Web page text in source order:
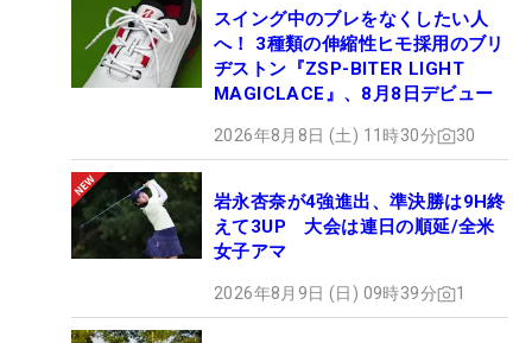
スイング中のブレをなくしたい人
へ！ 3種類の伸縮性ヒモ採用のブリ
ヂストン『ZSP-BITER LIGHT
MAGICLACE』、8月8日デビュー
2026年8月8日 (土) 11時30分 30
岩永杏奈が4強進出、準決勝は9H終
えて3UP 大会は連日の順延/全米
女子アマ
2026年8月9日 (日) 09時39分 1